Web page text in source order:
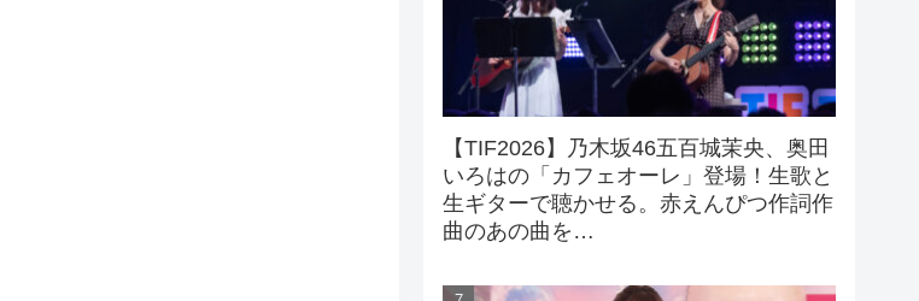
【TIF2026】乃木坂46五百城茉央、奥田
いろはの「カフェオーレ」登場！生歌と
生ギターで聴かせる。赤えんぴつ作詞作
曲のあの曲を…